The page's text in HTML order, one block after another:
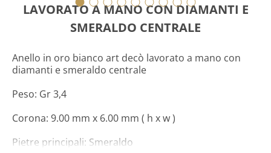
LAVORATO A MANO CON DIAMANTI E
SMERALDO CENTRALE
Anello in oro bianco art decò lavorato a mano con
diamanti e smeraldo centrale
Peso: Gr 3,4
Corona: 9.00 mm x 6.00 mm ( h x w )
Pietre principali: Smeraldo